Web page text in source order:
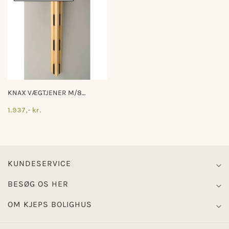
KNAX VÆGTJENER M/8
1.937,- kr.
KUNDESERVICE
BESØG OS HER
OM KJEPS BOLIGHUS